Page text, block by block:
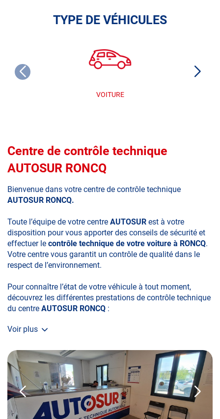
TYPE DE VÉHICULES
VOITURE
Centre de contrôle technique
AUTOSUR RONCQ
Bienvenue dans votre centre de contrôle technique
AUTOSUR RONCQ.
Toute l’équipe de votre centre AUTOSUR est à votre
disposition pour vous apporter des conseils de sécurité et
effectuer le contrôle technique de votre voiture à RONCQ.
Votre centre vous garantit un contrôle de qualité dans le
respect de l’environnement.
Pour connaître l’état de votre véhicule à tout moment,
découvrez les différentes prestations de contrôle technique
du centre AUTOSUR RONCQ :
• le contrôle technique obligatoire
• la contre-visite
• le contrôle pollution
• le contrôle des véhicules hybrides ou électriques
• le contrôle technique des véhicules GPL/Gaz*
Voir plus